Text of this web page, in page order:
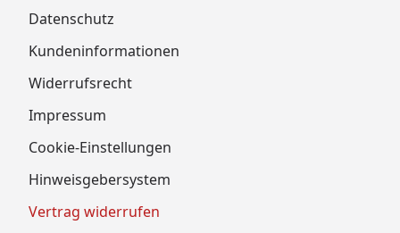
Datenschutz
Kundeninformationen
Widerrufsrecht
Impressum
Cookie-Einstellungen
Hinweisgebersystem
Vertrag widerrufen